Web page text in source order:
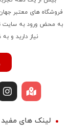
فروشگاه‌ های معتبر
به محض ورود به سایت
نیاز دارید و
لینک های مفید